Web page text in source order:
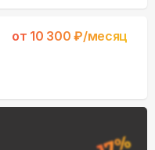
от 10 300 ₽/месяц